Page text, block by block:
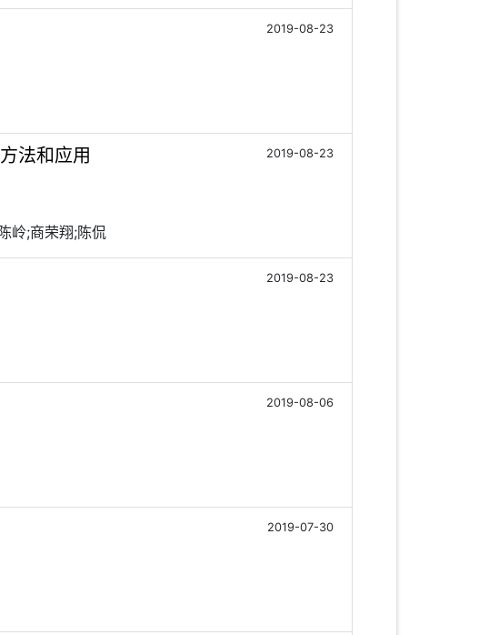
2019-08-23
法和应用 2019-08-23
岭;商荣翔;陈侃
2019-08-23
2019-08-06
2019-07-30